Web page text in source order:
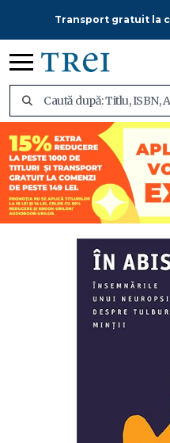
Transport gratuit la